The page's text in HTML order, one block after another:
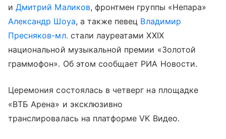
иДмитрий Маликов, фронтмен группы «Непара»
Александр Шоуа, а также певец Владимир
Пресняков-мл. стали лауреатами XXIX
национальной музыкальной премии «Золотой
граммофон». Об этом сообщает РИА Новости.
Церемония состоялась в четверг на площадке
«ВТБ Арена» и эксклюзивно
транслировалась на платформе VK Видео.